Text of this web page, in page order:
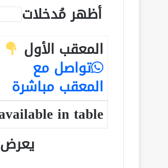
أظهر مُدخلات
المعقب الأول
تواصل مع
المعقب مباشرة
in table
يعرض 0 إلى 0 من أصل 0 سجلّ